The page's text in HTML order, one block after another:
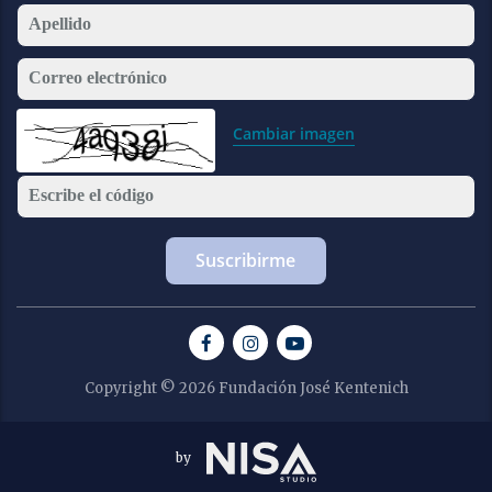
Apellido
Correo electrónico
Cambiar imagen
Escribe el código
Copyright © 2026 Fundación José Kentenich
by